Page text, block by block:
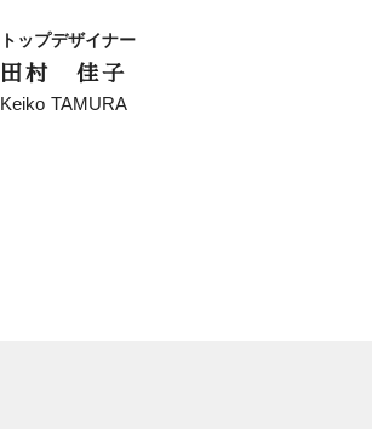
トップデザイナー
田村 佳子
Keiko TAMURA